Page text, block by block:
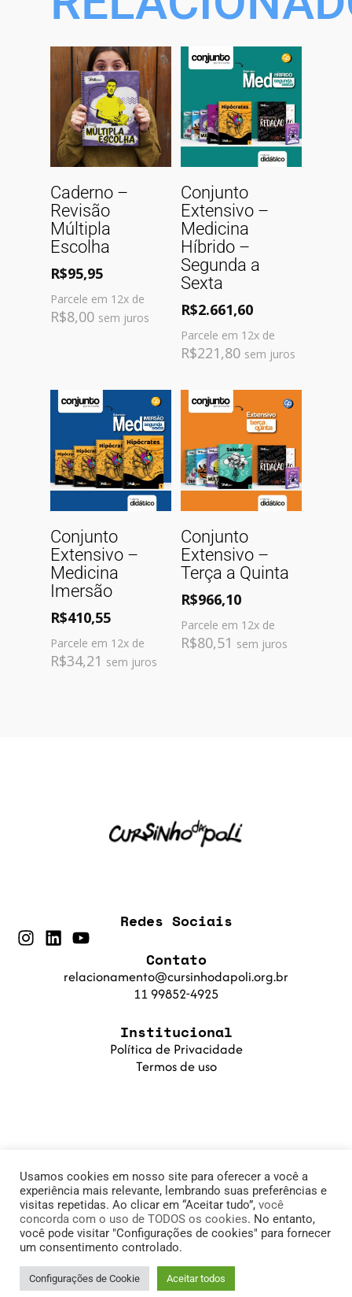
Carrinho
Caderno –
Revisão
Múltipla
Escolha
R$95,95
Parcele em 12x de
R$8,00 sem juros
Carrinho
Conjunto
Extensivo –
Medicina
Híbrido –
Segunda a
Sexta
R$2.661,60
Parcele em 12x de
R$221,80 sem juros
Carrinho
Conjunto
Extensivo –
Medicina
Imersão
R$410,55
Parcele em 12x de
R$34,21 sem juros
Carrinho
Conjunto
Extensivo –
Terça a Quinta
R$966,10
Parcele em 12x de
R$80,51 sem juros
Institucional
Política de Privacidade
Termos de uso
Contato
relacionamento@cursinhodapoli.org.br
11 99852-4925
Redes Sociais
© 2025 Cursinho da Poli. Fundação PoliSaber |
11.905.215/0001-78
Usamos cookies em nosso site para oferecer a você a
experiência mais relevante, lembrando suas preferências e
visitas repetidas. Ao clicar em “Aceitar tudo”, você
concorda com o uso de TODOS os cookies. No entanto,
você pode visitar "Configurações de cookies" para fornecer
um consentimento controlado.
Configurações de Cookie Aceitar todos